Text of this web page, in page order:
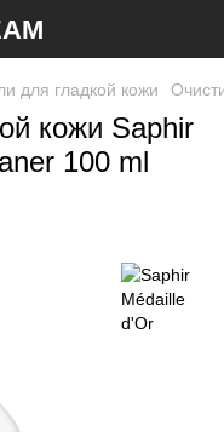
для гладкой кожи
кожи Saphir
100 ml